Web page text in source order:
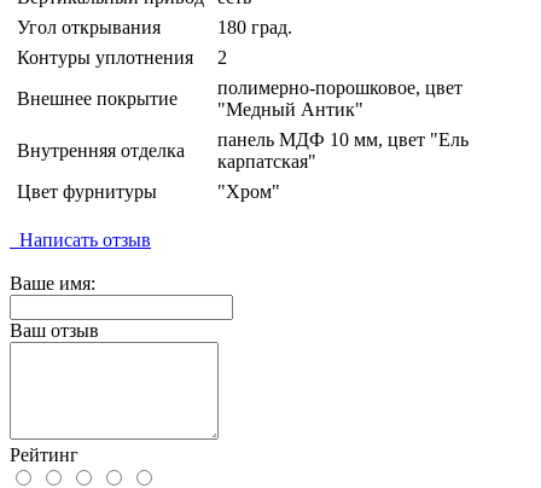
Угол открывания
180 град.
Контуры уплотнения
2
Внешнее покрытие
полимерно-порошковое, цвет
"Медный Антик"
Внутренняя отделка
панель МДФ 10 мм, цвет "Ель
карпатская"
Цвет фурнитуры
"Хром"
Написать отзыв
Ваше имя:
Ваш отзыв
Рейтинг